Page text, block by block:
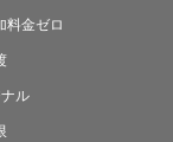
料金ゼロ
ル